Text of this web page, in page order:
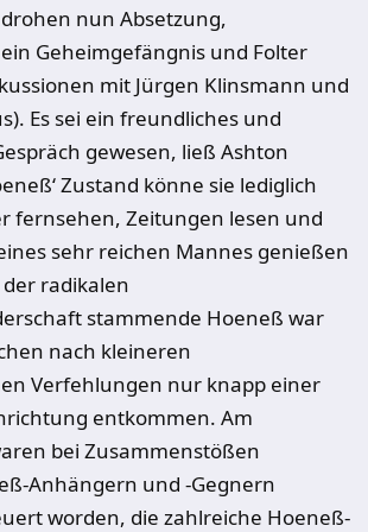
nun Absetzung,
Geheimgefängnis und Folter
mit Jürgen Klinsmann und
Es sei ein freundliches und
gewesen, ließ Ashton
Zustand könne sie lediglich
fernsehen, Zeitungen lesen und
sehr reichen Mannes genießen
radikalen
stammende Hoeneß war
nach kleineren
Verfehlungen nur knapp einer
entkommen. Am
bei Zusammenstößen
Anhängern und -Gegnern
worden, die zahlreiche Hoeneß-